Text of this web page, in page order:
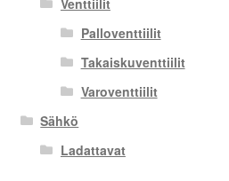
Palloventtiilit
Takaiskuventtiilit
Varoventtiilit
Sähkö
Ladattavat